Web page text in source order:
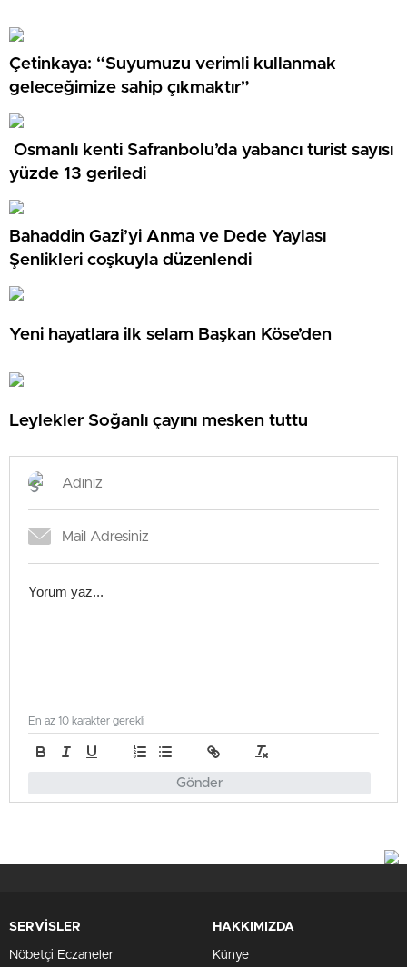
Çetinkaya: “Suyumuzu verimli kullanmak
geleceğimize sahip çıkmaktır”
Osmanlı kenti Safranbolu’da yabancı turist sayısı
yüzde 13 geriledi
Bahaddin Gazi’yi Anma ve Dede Yaylası
Şenlikleri coşkuyla düzenlendi
Yeni hayatlara ilk selam Başkan Köse’den
Leylekler Soğanlı çayını mesken tuttu
Gönder
En az 10 karakter gerekli
SERVİSLER
Nöbetçi Eczaneler
HAKKIMIZDA
Künye